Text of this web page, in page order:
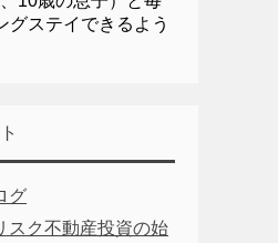
グステイできるよう
グ
スク不動産投資の始